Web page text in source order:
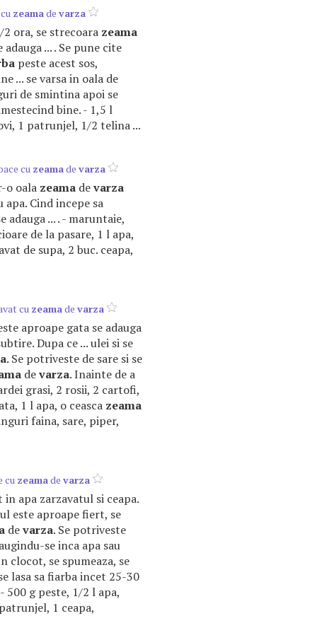
zeamade varza
ora, se strecoara zeama
... . Se pune cite
peste acest sos,
... se varsa in oala de
de smintina apoi se
bine. - 1,5 l
1 patrunjel, 1/2 telina ...
cu zeamade varza
o oala zeama devarza
apa. Cind incepe sa
adauga ... . - maruntaie,
de la pasare, 1 l apa,
de supa, 2 buc. ceapa,
cu zeamade varza
aproape gata se adauga
Dupa ce ... ulei si se
. Se potriveste de sare si se
devarza. Inainte de a
grasi, 2 rosii, 2 cartofi,
1 l apa, o ceasca zeama
faina, sare, piper,
cu zeamade varza
apa zarzavatul si ceapa.
este aproape fiert, se
devarza. Se potriveste
se inca apa sau
clocot, se spumeaza, se
lasa sa fiarba incet 25-30
500 g peste, 1/2 l apa,
1 ceapa,